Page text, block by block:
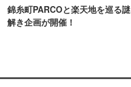
錦糸町PARCOと楽天地を巡る謎
解き企画が開催！